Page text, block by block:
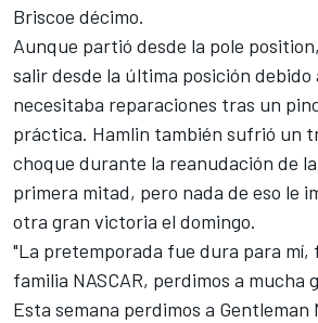
Briscoe décimo.
Aunque partió desde la pole
salir desde la última posición debido
necesitaba reparaciones tras un
práctica. Hamlin también sufrió un
choque durante la reanudación de
primera mitad, pero nada de eso le
otra gran victoria el domingo.
"La pretemporada fue dura para mí,
familia NASCAR, perdimos a mucha
Esta semana perdimos a